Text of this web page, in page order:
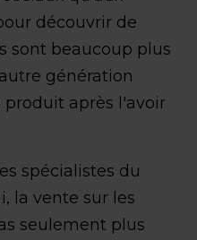
découvrir de
sont beaucoup plus
génération
après l'avoir
spécialistes du
la vente sur les
seulement plus